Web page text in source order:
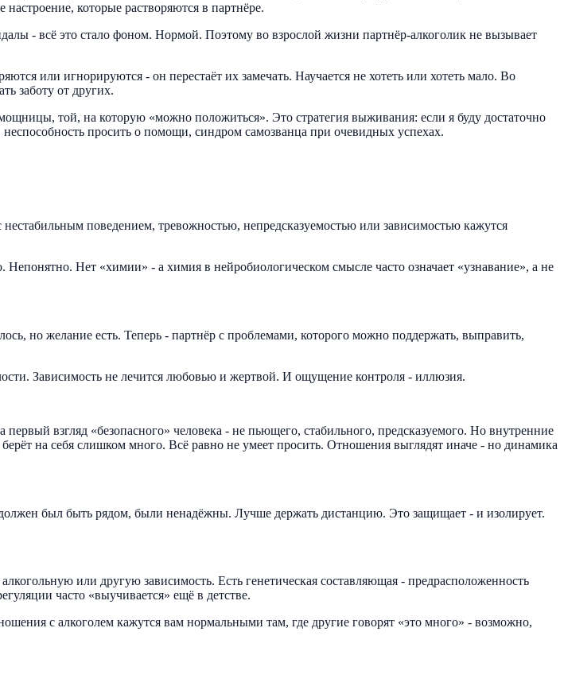
которые растворяются в партнёре.
- всё это стало фоном. Нормой. Поэтому во взрослой жизни партнёр-алкоголик не вызывает
или игнорируются - он перестаёт их замечать. Научается не хотеть или хотеть мало. Во
заботу от других.
той, на которую «можно положиться». Это стратегия выживания: если я буду достаточно
просить о помощи, синдром самозванца при очевидных успехах.
поведением, тревожностью, непредсказуемостью или зависимостью кажутся
Нет «химии» - а химия в нейробиологическом смысле часто означает «узнавание», а не
но желание есть. Теперь - партнёр с проблемами, которого можно поддержать, выправить,
Зависимость не лечится любовью и жертвой. И ощущение контроля - иллюзия.
взгляд «безопасного» человека - не пьющего, стабильного, предсказуемого. Но внутренние
на себя слишком много. Всё равно не умеет просить. Отношения выглядят иначе - но динамика
был быть рядом, были ненадёжны. Лучше держать дистанцию. Это защищает - и изолирует.
или другую зависимость. Есть генетическая составляющая - предрасположенность
часто «выучивается» ещё в детстве.
с алкоголем кажутся вам нормальными там, где другие говорят «это много» - возможно,